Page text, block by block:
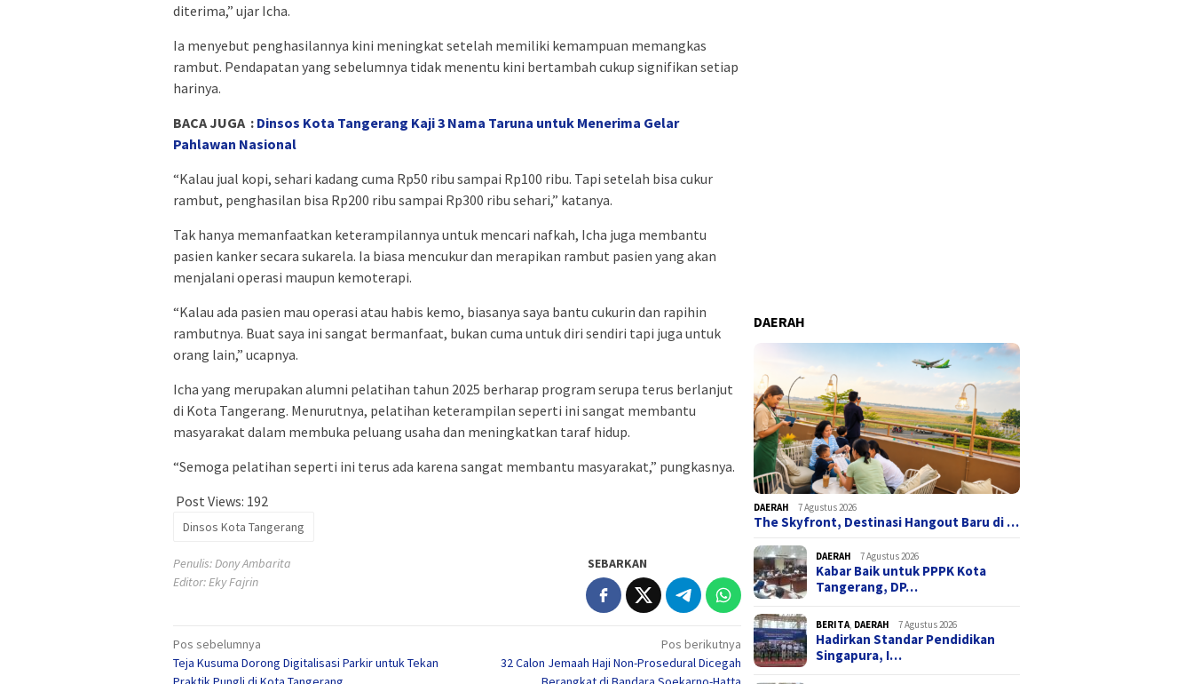
diterima,” ujar Icha.
Ia menyebut penghasilannya kini meningkat setelah memiliki kemampuan memangkas
rambut. Pendapatan yang sebelumnya tidak menentu kini bertambah cukup signifikan setiap
harinya.
BACA JUGA : Dinsos Kota Tangerang Kaji 3 Nama Taruna untuk Menerima Gelar
Pahlawan Nasional
“Kalau jual kopi, sehari kadang cuma Rp50 ribu sampai Rp100 ribu. Tapi setelah bisa cukur
rambut, penghasilan bisa Rp200 ribu sampai Rp300 ribu sehari,” katanya.
Tak hanya memanfaatkan keterampilannya untuk mencari nafkah, Icha juga membantu
pasien kanker secara sukarela. Ia biasa mencukur dan merapikan rambut pasien yang akan
menjalani operasi maupun kemoterapi.
“Kalau ada pasien mau operasi atau habis kemo, biasanya saya bantu cukurin dan rapihin
rambutnya. Buat saya ini sangat bermanfaat, bukan cuma untuk diri sendiri tapi juga untuk
orang lain,” ucapnya.
Icha yang merupakan alumni pelatihan tahun 2025 berharap program serupa terus berlanjut
di Kota Tangerang. Menurutnya, pelatihan keterampilan seperti ini sangat membantu
masyarakat dalam membuka peluang usaha dan meningkatkan taraf hidup.
“Semoga pelatihan seperti ini terus ada karena sangat membantu masyarakat,” pungkasnya.
Post Views: 192
Dinsos Kota Tangerang
Penulis: Dony Ambarita
Editor: Eky Fajrin
SEBARKAN
Navigasi
pos
Pos sebelumnya
Teja Kusuma Dorong Digitalisasi Parkir untuk Tekan
Pos berikutnya
32 Calon Jemaah Haji Non-Prosedural Dicegah
DAERAH
DAERAH 7 Agustus 2026
The Skyfront, Destinasi Hangout Baru di …
DAERAH 7 Agustus 2026
Kabar Baik untuk PPPK Kota
Tangerang, DP…
BERITA, DAERAH 7 Agustus 2026
Hadirkan Standar Pendidikan
Singapura, I…